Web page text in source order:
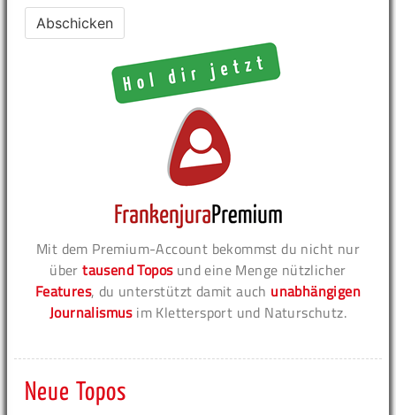
Mit dem Premium-Account bekommst du nicht nur
übertausend Toposund eine Menge nützlicher
Features, du unterstützt damit auch unabhängigen
Journalismusim Klettersport und Naturschutz.
Neue Topos